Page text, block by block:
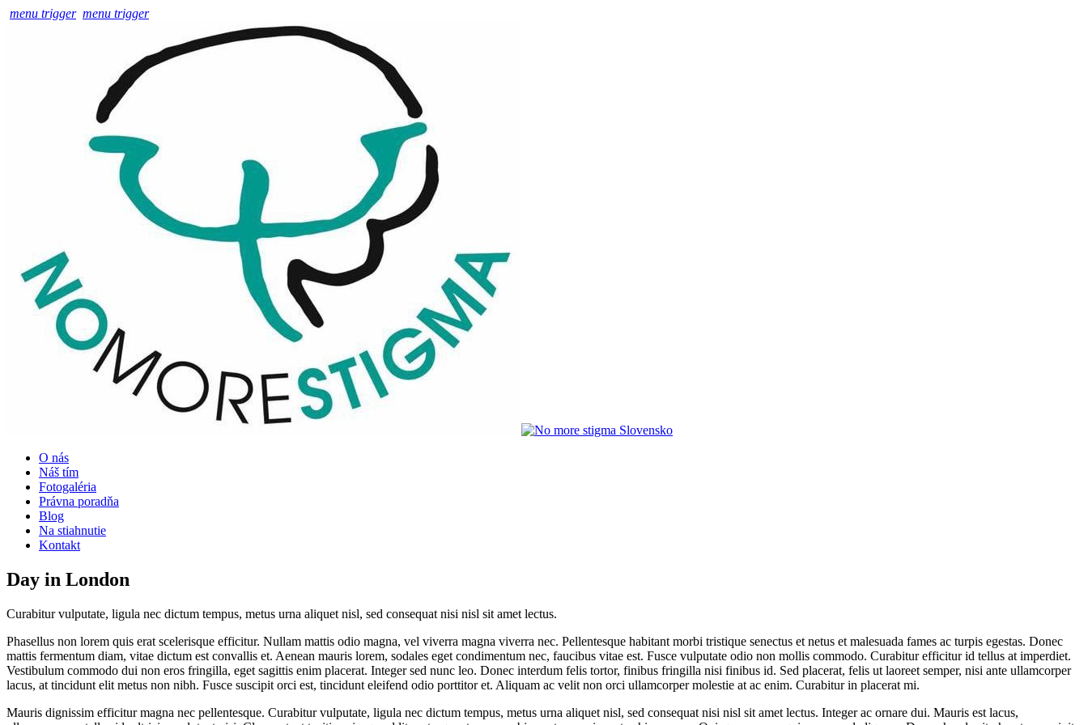
menu trigger menu trigger
O nás
Náš tím
Fotogaléria
Právna poradňa
Blog
Na stiahnutie
Kontakt
Day in London
Curabitur vulputate, ligula nec dictum tempus, metus urna aliquet nisl, sed consequat nisi nisl sit amet lectus.
Phasellus non lorem quis erat scelerisque efficitur. Nullam mattis odio magna, vel viverra magna viverra nec. Pellentesque habitant morbi tristique senectus et netus et malesuada fames ac turpis egestas. Donec
mattis fermentum diam, vitae dictum est convallis et. Aenean mauris lorem, sodales eget condimentum nec, faucibus vitae est. Fusce vulputate odio non mollis commodo. Curabitur efficitur id tellus at imperdiet.
Vestibulum commodo dui non eros fringilla, eget sagittis enim placerat. Integer sed nunc leo. Donec interdum felis tortor, finibus fringilla nisi finibus id. Sed placerat, felis ut laoreet semper, nisi ante ullamcorper
lacus, at tincidunt elit metus non nibh. Fusce suscipit orci est, tincidunt eleifend odio porttitor et. Aliquam ac velit non orci ullamcorper molestie at ac enim. Curabitur in placerat mi.
Mauris dignissim efficitur magna nec pellentesque. Curabitur vulputate, ligula nec dictum tempus, metus urna aliquet nisl, sed consequat nisi nisl sit amet lectus. Integer ac ornare dui. Mauris est lacus,